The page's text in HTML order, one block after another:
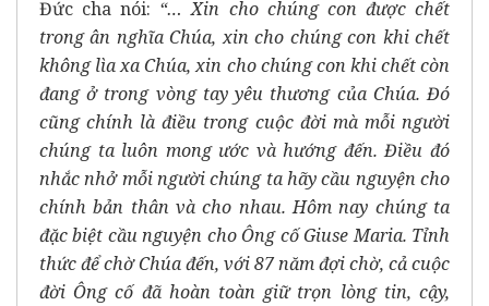
Đức cha nói: “… Xin cho chúng con được chết
trong ân nghĩa Chúa, xin cho chúng con khi chết
không lìa xa Chúa, xin cho chúng con khi chết còn
đang ở trong vòng tay yêu thương của Chúa. Đó
cũng chính là điều trong cuộc đời mà mỗi người
chúng ta luôn mong ước và hướng đến. Điều đó
nhắc nhở mỗi người chúng ta hãy cầu nguyện cho
chính bản thân và cho nhau. Hôm nay chúng ta
đặc biệt cầu nguyện cho Ông cố Giuse Maria. Tỉnh
thức để chờ Chúa đến, với 87 năm đợi chờ, cả cuộc
đời Ông cố đã hoàn toàn giữ trọn lòng tin, cậy,